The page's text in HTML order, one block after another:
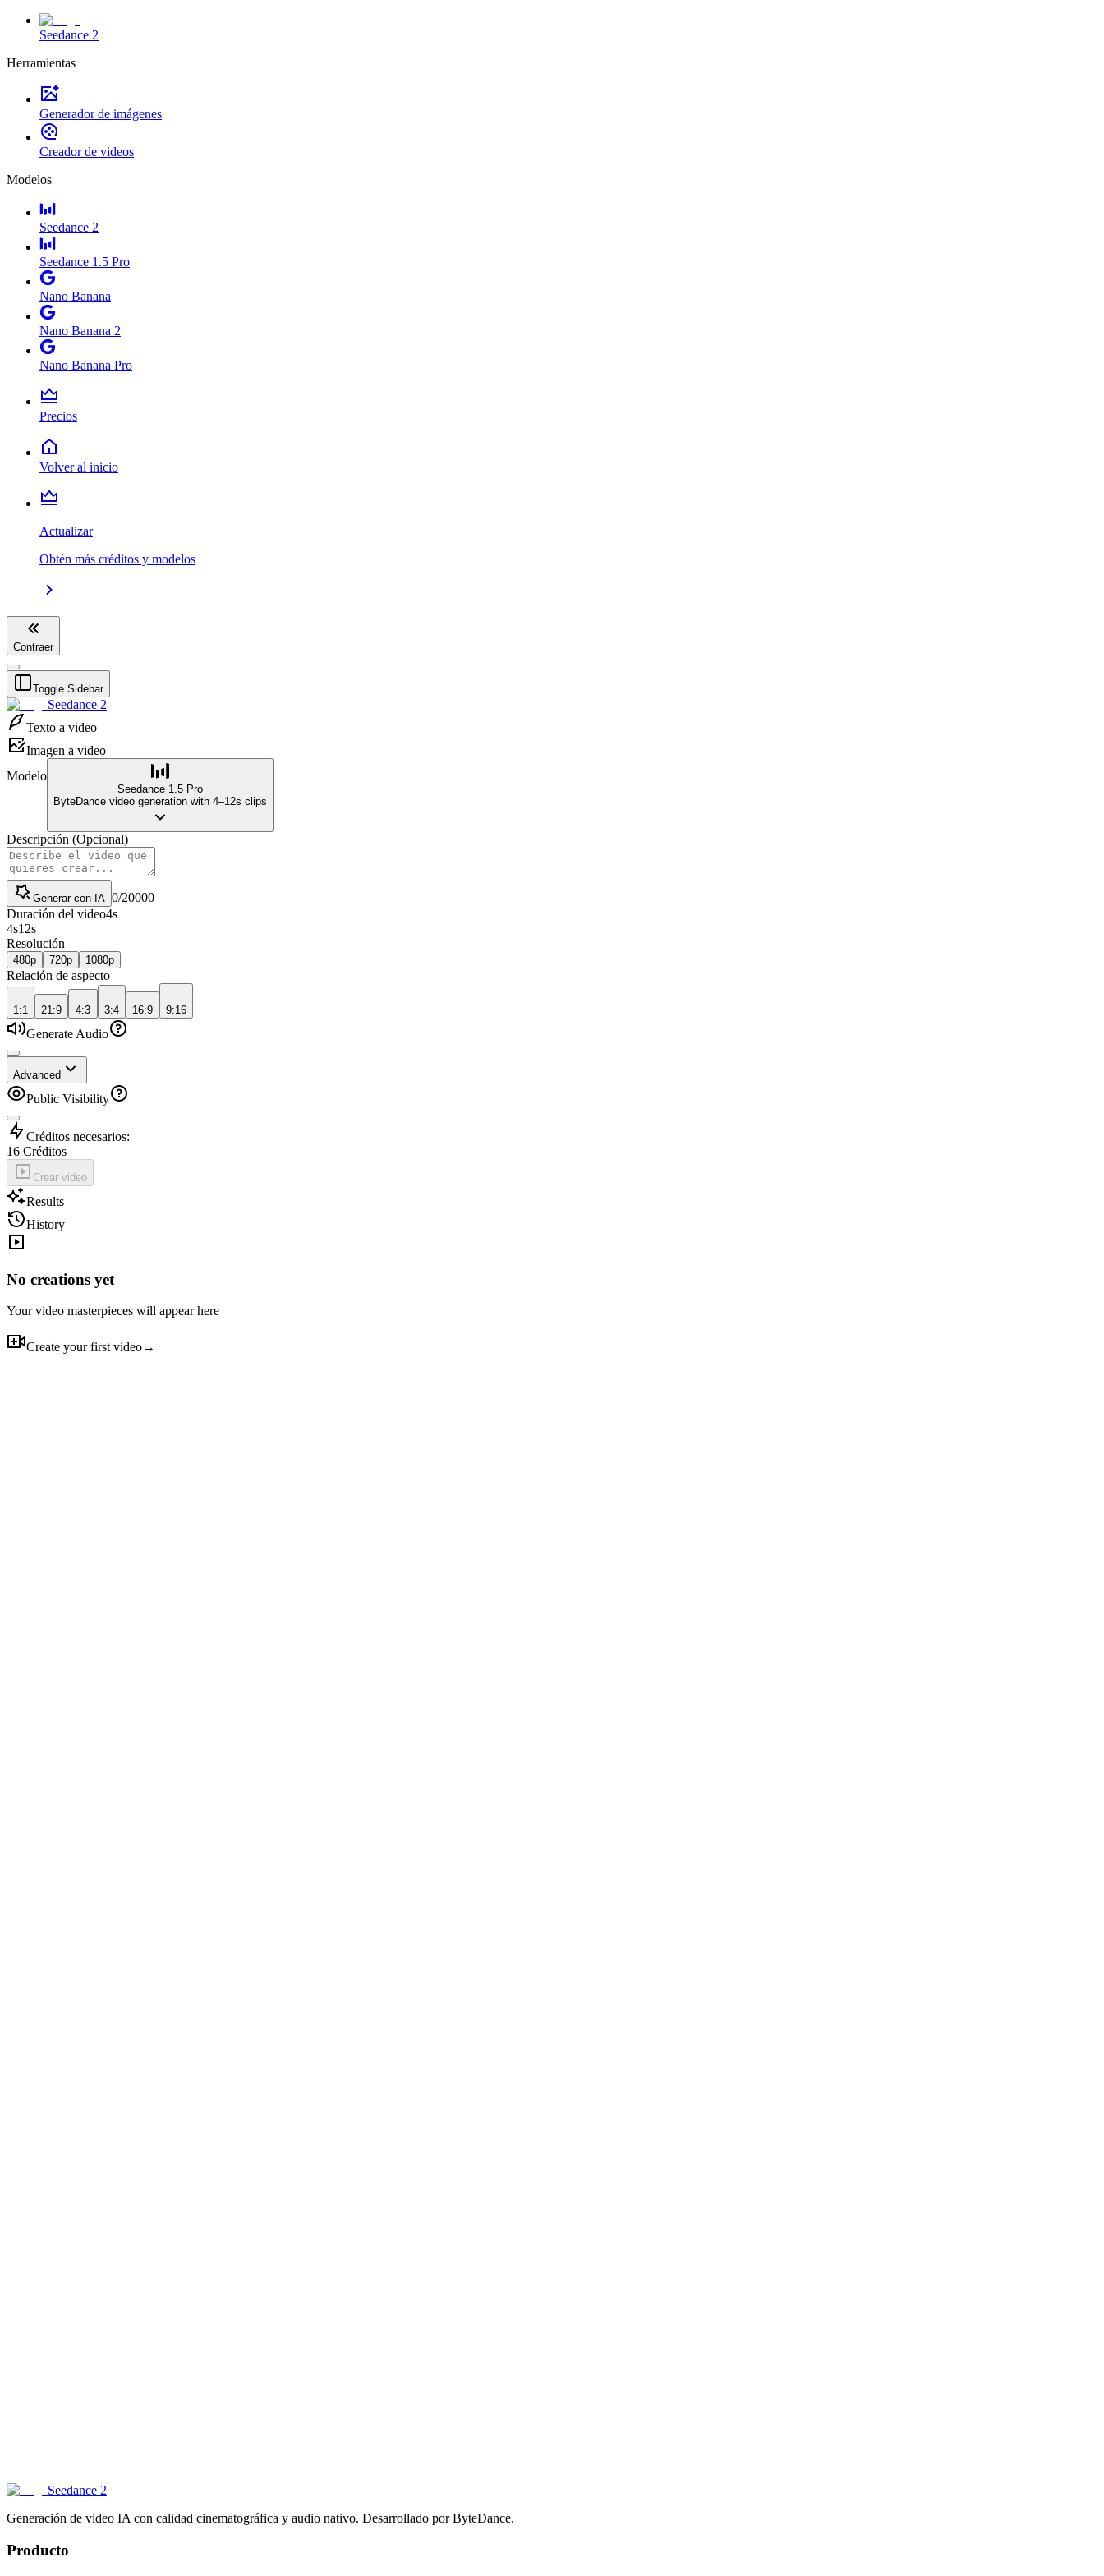
Seedance 2
Herramientas
Generador de imágenes
Creador de videos
Modelos
Seedance 2
Seedance 1.5 Pro
Nano Banana
Nano Banana 2
Nano Banana Pro
Precios
Volver al inicio
Actualizar
Obtén más créditos y modelos
Contraer
Toggle Sidebar
Seedance 2
Texto a video
Imagen a video
Modelo
Seedance 1.5 Pro
ByteDance video generation with 4–12s clips
Descripción (Opcional)
Generar con IA 0/20000
Duración del video4s
4s12s
Resolución
480p 720p 1080p
Relación de aspecto
1:1 21:9 4:3 3:4 16:9 9:16
Generate Audio
Advanced
Public Visibility
Créditos necesarios:
16 Créditos
Crear video
Results
History
No creations yet
Your video masterpieces will appear here
Create your first video→
¿Qué entradas soporta Seedance 2?
Seedance 2
Generación de video IA con calidad cinematográfica y audio nativo. Desarrollado por ByteDance.
Producto